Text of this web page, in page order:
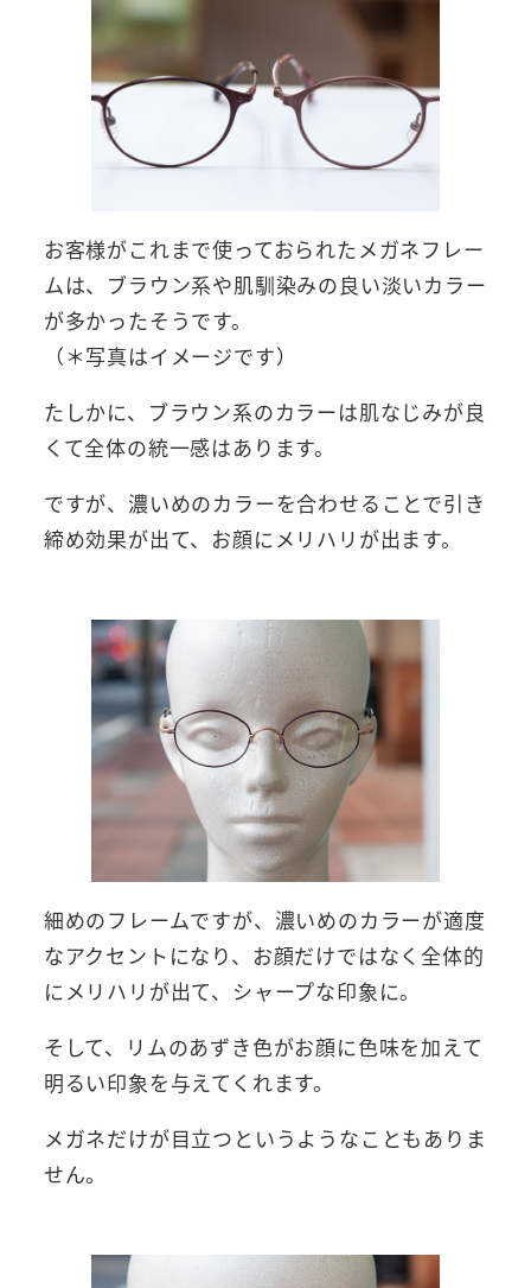
お客様がこれまで使っておられたメガネフレー
ムは、ブラウン系や肌馴染みの良い淡いカラー
が多かったそうです。
（＊写真はイメージです）
たしかに、ブラウン系のカラーは肌なじみが良
くて全体の統一感はあります。
ですが、濃いめのカラーを合わせることで引き
締め効果が出て、お顔にメリハリが出ます。
細めのフレームですが、濃いめのカラーが適度
なアクセントになり、お顔だけではなく全体的
にメリハリが出て、シャープな印象に。
そして、リムのあずき色がお顔に色味を加えて
明るい印象を与えてくれます。
メガネだけが目立つというようなこともありま
せん。